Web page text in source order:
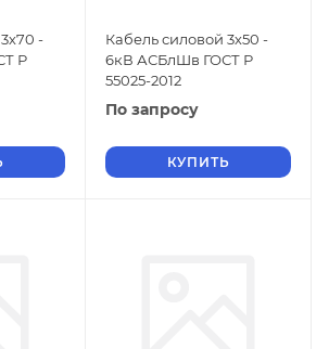
-
Р
Кабель силовой 3х50 -
6кВ АСБлШв ГОСТ Р
55025-2012
По запросу
КУПИТЬ